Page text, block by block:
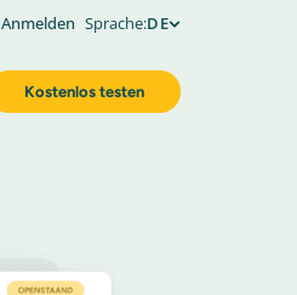
Anmelden Sprache:DE
Kostenlos testen